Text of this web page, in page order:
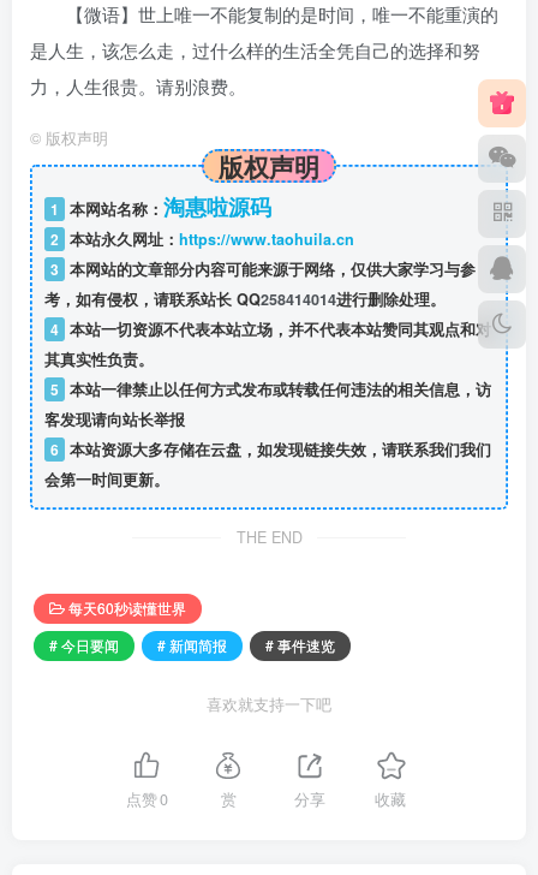
【微语】世上唯一不能复制的是时间，唯一不能重演的
是人生，该怎么走，过什么样的生活全凭自己的选择和努
力，人生很贵。请别浪费。
© 版权声明
版权声明
1 本网站名称： 淘惠啦源码
2 本站永久网址： https://www.taohuila.cn
3 本网站的文章部分内容可能来源于网络，仅供大家学习与参
考，如有侵权，请联系站长 QQ258414014进行删除处理。
4 本站一切资源不代表本站立场，并不代表本站赞同其观点和对
其真实性负责。
5 本站一律禁止以任何方式发布或转载任何违法的相关信息，访
客发现请向站长举报
6 本站资源大多存储在云盘，如发现链接失效，请联系我们我们
会第一时间更新。
THE END
每天60秒读懂世界
# 今日要闻
# 新闻简报 # 事件速览
喜欢就支持一下吧
点赞0 赏 分享 收藏